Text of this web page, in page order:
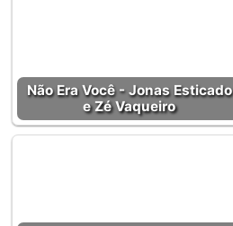
Não Era Você - Jonas Esticado
e Zé Vaqueiro